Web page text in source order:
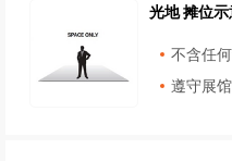
光地 摊位
不含任
遵守展